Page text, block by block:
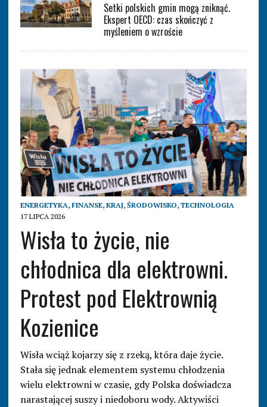
Setki polskich gmin mogą zniknąć.
Ekspert OECD: czas skończyć z
myśleniem o wzroście
ENERGETYKA, FINANSE, KRAJ, ŚRODOWISKO, TECHNOLOGIA
17 LIPCA 2026
Wisła to życie, nie
chłodnica dla elektrowni.
Protest pod Elektrownią
Kozienice
Wisła wciąż kojarzy się z rzeką, która daje życie.
Stała się jednak elementem systemu chłodzenia
wielu elektrowni w czasie, gdy Polska doświadcza
narastającej suszy i niedoboru wody. Aktywiści